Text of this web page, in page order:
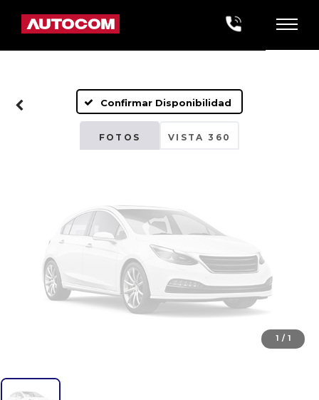
Confirmar Disponibilidad
FOTOS VISTA 360
Fotos No
Disponibles
Por favor, revise luego
1 / 1